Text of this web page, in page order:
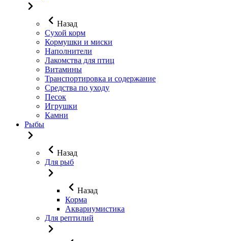
Назад
Сухой корм
Кормушки и миски
Наполнители
Лакомства для птиц
Витамины
Транспортировка и содержание
Средства по уходу
Песок
Игрушки
Камни
Рыбы
Назад
Для рыб
Назад
Корма
Аквариумистика
Для рептилий